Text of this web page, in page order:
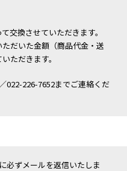
交換させていただきます。
だいた金額（商品代金・送
ただきます。
022-226-7652までご連絡くだ
必ずメールを返信いたしま